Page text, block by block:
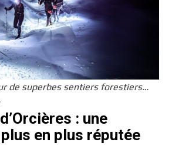
de superbes sentiers forestiers…
: une
en plus réputée